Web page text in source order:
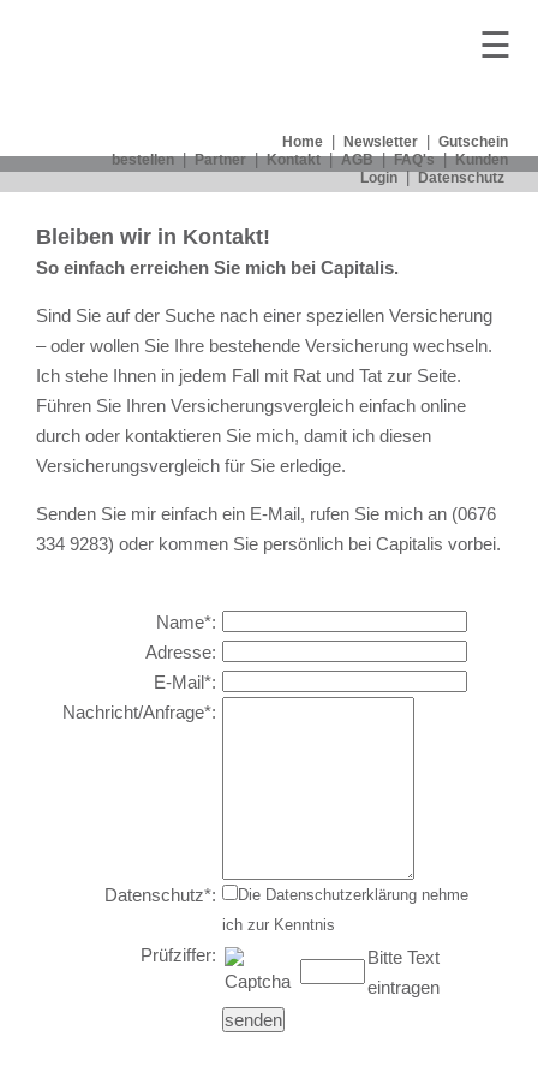
☰
Home Newsletter
Gutschein
bestellen | Partner | Kontakt | AGB | FAQ's | Kunden
Login | Datenschutz
Bleiben wir in Kontakt!
So einfach erreichen Sie mich bei Capitalis.
Sind Sie auf der Suche nach einer speziellen Versicherung
– oder wollen Sie Ihre bestehende Versicherung wechseln.
Ich stehe Ihnen in jedem Fall mit Rat und Tat zur Seite.
Führen Sie Ihren Versicherungsvergleich einfach online
durch oder kontaktieren Sie mich, damit ich diesen
Versicherungsvergleich für Sie erledige.
Senden Sie mir einfach ein E-Mail, rufen Sie mich an (0676
334 9283) oder kommen Sie persönlich bei Capitalis vorbei.
Name*:
Adresse:
E-Mail*:
Nachricht/Anfrage*:
Datenschutz*:
Die Datenschutzerklärung nehme
ich zur Kenntnis
Prüfziffer:
Bitte Text
eintragen